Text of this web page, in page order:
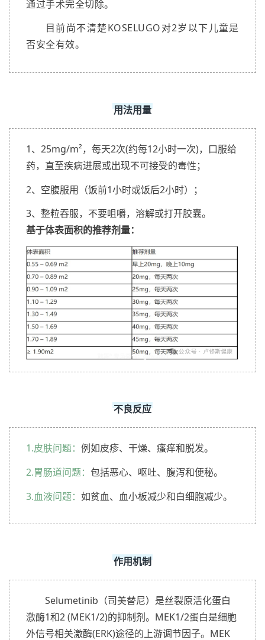
通过手术完全切除。
目前尚不清楚KOSELUGO对2岁以下儿童是
否安全有效。
用法用量
1、25mg/m²，每天2次(约每12小时一次)，口服给
药，直至疾病进展或出现不可接受的毒性；
2、空腹服用（饭前1小时或饭后2小时）；
3、整粒吞服，不要咀嚼，溶解或打开胶囊。
基于体表面积的推荐剂量：
不良反应
1.皮肤问题： 例如皮疹、干燥、瘙痒和脱发。
2.胃肠道问题： 包括恶心、呕吐、腹泻和便秘。
3.血液问题： 如贫血、血小板减少和白细胞减少。
作用机制
Selumetinib（司美替尼）是丝裂原活化蛋白
激酶1和2 (MEK1/2)的抑制剂。MEK1/2蛋白是细胞
外信号相关激酶(ERK)途径的上游调节因子。MEK